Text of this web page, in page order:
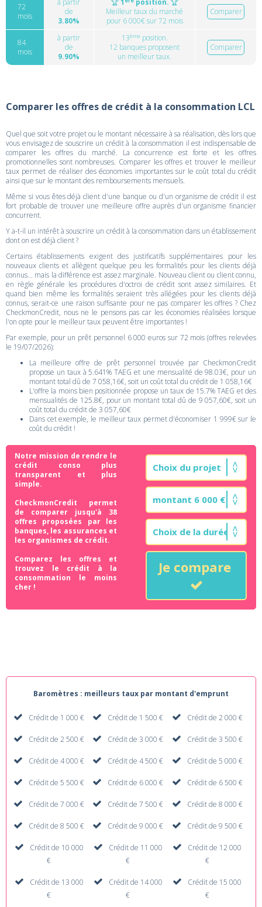
72
mois
à partir
de
3.80%
🏆1 position. 🏆
Meilleur taux du marché
pour 6 000€ sur 72 mois
Comparer
84
mois
à partir
de
9.90%
13èmeposition.
12 banques proposent
un meilleur taux.
Comparer
Comparer les offres de crédit à la consommation LCL
Quel que soit votre projet ou le montant nécessaire à sa réalisation, dès lors que
vous envisagez de souscrire un crédit à la consommation il est indispensable de
comparer les offres du marché. La concurrence est forte et les offres
promotionnelles sont nombreuses. Comparer les offres et trouver le meilleur
taux permet de réaliser des économies importantes sur le coût total du crédit
ainsi que sur le montant des remboursements mensuels.
Même si vous êtes déjà client d'une banque ou d'un organisme de crédit il est
fort probable de trouver une meilleure offre auprès d'un organisme financier
concurrent.
Y a-t-il un intérêt à souscrire un crédit à la consommation dans un établissement
dont on est déjà client ?
Certains établissements exigent des justificatifs supplémentaires pour les
nouveaux clients et allègent quelque peu les formalités pour les clients déjà
connus... mais la différence est assez marginale. Nouveau client ou client connu,
en règle générale les procédures d'octroi de crédit sont assez similaires. Et
quand bien même les formalités seraient très allégées pour les clients déjà
connus, serait-ce une raison suffisante pour ne pas comparer les offres ? Chez
CheckmonCredit, nous ne le pensons pas car les économies réalisées lorsque
l'on opte pour le meilleur taux peuvent être importantes !
Par exemple, pour un prêt personnel 6 000 euros sur 72 mois (offres relevées
le 19/07/2026):
La meilleure offre de prêt personnel trouvée par CheckmonCredit
propose un taux à 5.641% TAEG et une mensualité de 98.03€, pour un
montant total dû de 7 058,16€, soit un coût total du crédit de 1 058,16€
L'offre la moins bien positionnée propose un taux de 15.7% TAEG et des
mensualités de 125.8€, pour un montant total dû de 9 057,60€, soit un
coût total du crédit de 3 057,60€
Dans cet exemple, le meilleur taux permet d'économiser 1 999€ sur le
coût du crédit !
Notre mission de rendre le
crédit conso plus
transparent et plus
simple.
CheckmonCredit permet
de comparer jusqu'à 38
offres proposées par les
banques, les assurances et
les organismes de crédit.
Comparez les offres et
trouvez le crédit à la
consommation le moins
cher !
Je compare
Baromètres : meilleurs taux par montant d'emprunt
Crédit de 1 000 € Crédit de 1 500 € Crédit de 2 000 €
Crédit de 2 500 € Crédit de 3 000 € Crédit de 3 500 €
Crédit de 4 000 € Crédit de 4 500 € Crédit de 5 000 €
Crédit de 5 500 € Crédit de 6 000 € Crédit de 6 500 €
Crédit de 7 000 € Crédit de 7 500 € Crédit de 8 000 €
Crédit de 8 500 € Crédit de 9 000 € Crédit de 9 500 €
Crédit de 10 000
€
Crédit de 11 000
€
Crédit de 12 000
€
Crédit de 13 000
€
Crédit de 14 000
€
Crédit de 15 000
€